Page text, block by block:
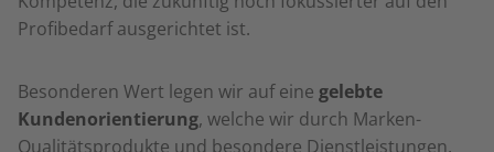
Profibedarf ausgerichtet ist.
Besonderen Wert legen wir auf eine gelebte
Kundenorientierung, welche wir durch Marken-
Qualitätsprodukte und besondere Dienstleistungen,